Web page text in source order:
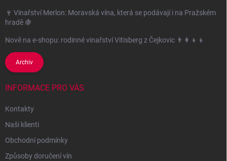
🍷 Vinařství Merlon: Moravská vína, která se podávají i na Pražském
hradě 🍇
Nově na e-shopu: rodinné vinařství Vitisberg z Čejkovic 👨‍👩‍👦‍👦
Archiv
INFORMACE PRO VÁS
Kontakty
Naši klienti
Obchodní podmínky
Způsoby doručení vín